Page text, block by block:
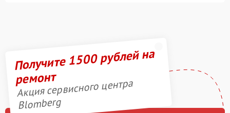
Получите 1500 рублей на
ремонт
Акция сервисного центра
Blomberg